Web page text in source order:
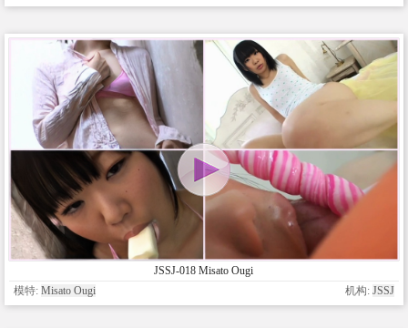
JSSJ-018 Misato Ougi
模特: Misato Ougi 机构: JSSJ